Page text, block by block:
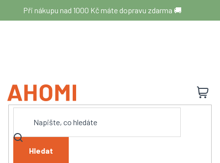
obsah
Při nákupu nad 1000 Kč máte dopravu zdarma 🚚
Hledat